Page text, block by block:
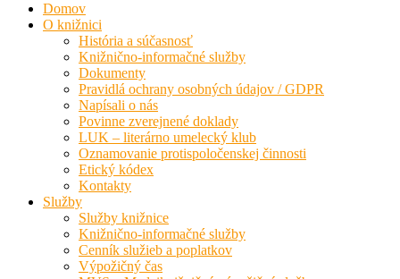
Domov
O knižnici
História a súčasnosť
Knižnično-informačné služby
Dokumenty
Pravidlá ochrany osobných údajov / GDPR
Napísali o nás
Povinne zverejnené doklady
LUK – literárno umelecký klub
Oznamovanie protispoločenskej činnosti
Etický kódex
Kontakty
Služby
Služby knižnice
Knižnično-informačné služby
Cenník služieb a poplatkov
Výpožičný čas